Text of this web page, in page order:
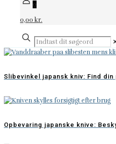
0
0,00 kr.
Slibevinkel japansk kniv: Find
Opbevaring japanske knive: